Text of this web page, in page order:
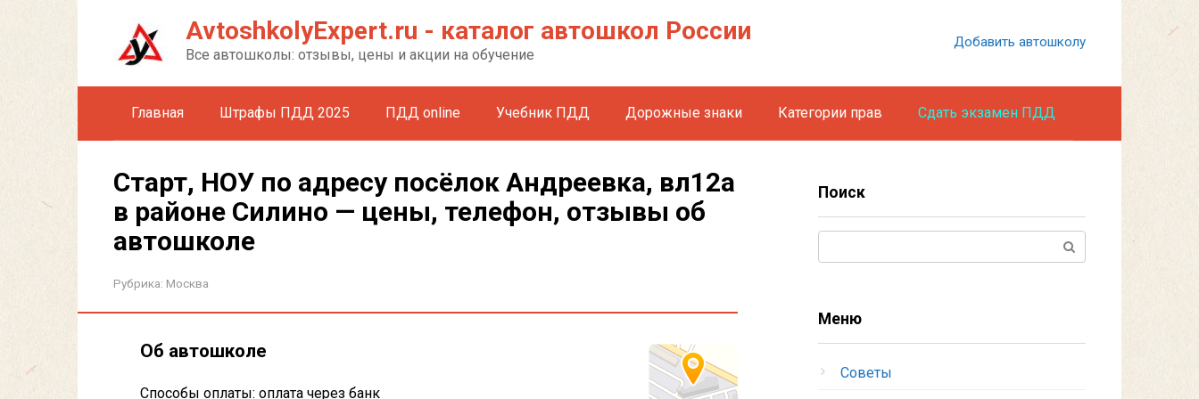
AvtoshkolyExpert.ru - каталог автошкол России
Все автошколы: отзывы, цены и акции на обучение
Добавить автошколу
Главная Штрафы ПДД 2025 ПДД online Учебник ПДД Дорожные знаки Категории прав Сдать экзамен ПДД
Старт, НОУ по адресу посёлок Андреевка, вл12а
в районе Силино — цены, телефон, отзывы об
автошколе
Рубрика: Москва
Об автошколе
Способы оплаты: оплата через банк
Поиск
Меню
Советы